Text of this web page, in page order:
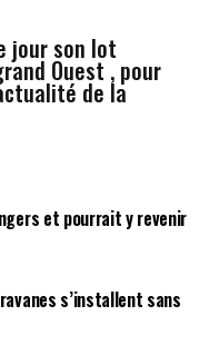
jour son lot
Ouest , pour
de la
et pourrait y revenir
s’installent sans